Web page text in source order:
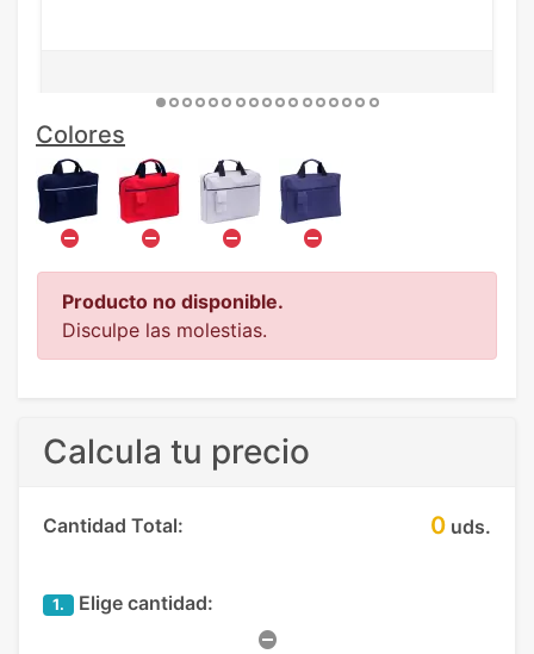
Colores
Producto no disponible.
Disculpe las molestias.
Calcula tu precio
Cantidad Total: 0 uds.
1. Elige cantidad: